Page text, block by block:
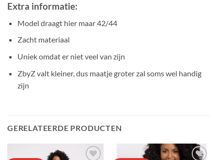
Extra informatie:
Model draagt hier maar 42/44
Zacht materiaal
Uniek omdat er niet veel van zijn
ZbyZ valt kleiner, dus maatje groter zal soms wel handig
zijn
GERELATEERDE PRODUCTEN